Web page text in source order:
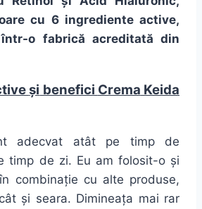
cu 6 ingredienteactive,
într-o fabrică acreditată din
și benefici Crema Keida
adecvat atâtpe timpde
timp de zi. Eu am folosit-o și
în combinație cu alte produse,
cât și seara. Dimineața mai rar